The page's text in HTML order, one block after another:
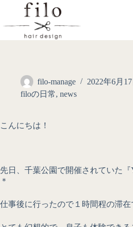
filo-manage
2022年6月17
filoの日常, news
こんにちは！
先日、千葉公園で開催されていた『
＊
仕事後に行ったので１時間程の滞在